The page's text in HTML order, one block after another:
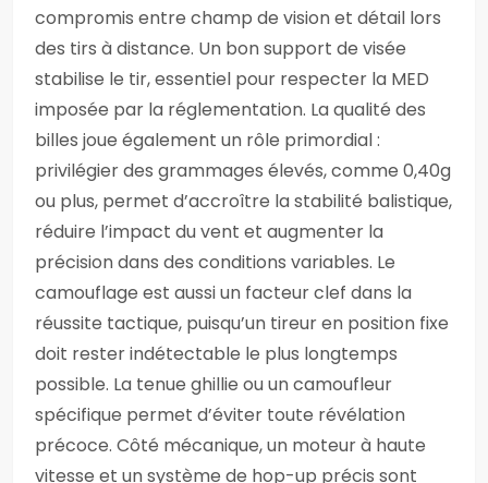
compromis entre champ de vision et détail lors
des tirs à distance. Un bon support de visée
stabilise le tir, essentiel pour respecter la MED
imposée par la réglementation. La qualité des
billes joue également un rôle primordial :
privilégier des grammages élevés, comme 0,40g
ou plus, permet d’accroître la stabilité balistique,
réduire l’impact du vent et augmenter la
précision dans des conditions variables. Le
camouflage est aussi un facteur clef dans la
réussite tactique, puisqu’un tireur en position fixe
doit rester indétectable le plus longtemps
possible. La tenue ghillie ou un camoufleur
spécifique permet d’éviter toute révélation
précoce. Côté mécanique, un moteur à haute
vitesse et un système de hop-up précis sont